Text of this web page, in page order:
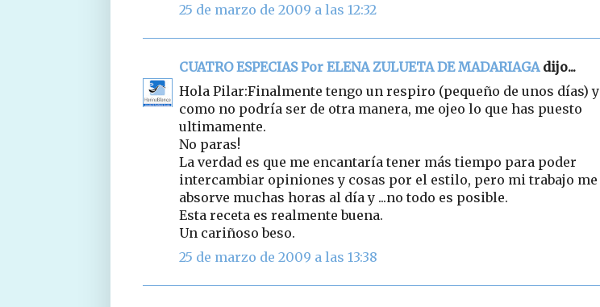
25 de marzo de 2009 a las 12:32
CUATRO ESPECIAS Por ELENA ZULUETA DE MADARIAGAdijo...
Hola Pilar:Finalmente tengo un respiro (pequeño de unos días) y
como no podría ser de otra manera, me ojeo lo que has puesto
ultimamente.
No paras!
La verdad es que me encantaría tener más tiempo para poder
intercambiar opiniones y cosas por el estilo, pero mi trabajo me
absorve muchas horas al día y ...no todo es posible.
Esta receta es realmente buena.
Un cariñoso beso.
25 de marzo de 2009 a las 13:38